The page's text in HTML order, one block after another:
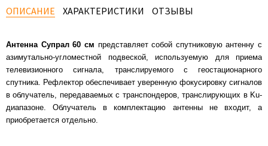
ОПИСАНИЕ ХАРАКТЕРИСТИКИ ОТЗЫВЫ
Антенна Супрал 60 см представляет собой спутниковую антенну c
азимутально-угломестной подвеской, используемую для приема
телевизионного сигнала, транслируемого с геостационарного
спутника. Рефлектор обеспечивает уверенную фокусировку сигналов
в облучатель, передаваемых с транспондеров, транслирующих в Ku-
диапазоне. Облучатель в комплектацию антенны не входит, а
приобретается отдельно.